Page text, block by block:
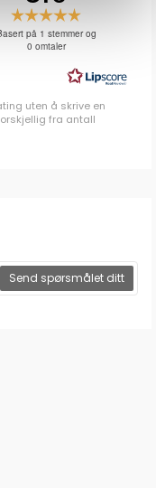
5.0
5
mulige
på 1 stemmer og
0 omtaler
uten å skrive en
fra antall
Send spørsmålet ditt